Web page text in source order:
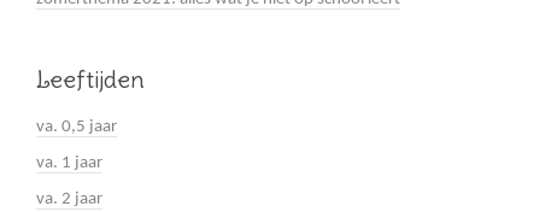
Leeftijden
va. 0,5 jaar
va. 1 jaar
va. 2 jaar